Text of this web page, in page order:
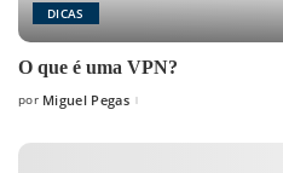
DICAS
O que é uma VPN?
Posted
por Miguel Pegas